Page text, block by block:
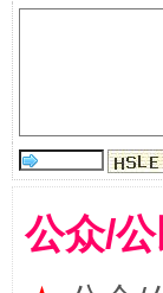
揭开“
公众/